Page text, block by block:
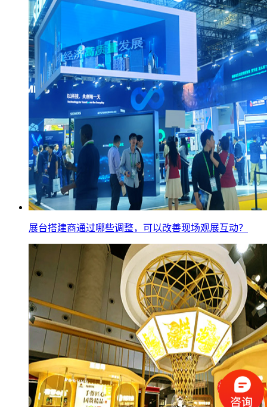
展台搭建商通过哪些调整，可以改善现场观展互动？